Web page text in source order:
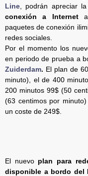
Line , podrán apreciar
conexión a Interneta
paquetes de conexión
redes sociales.
Por el momento los
en periodo de prueba a
Zuiderdam. El plan de
minuto), el de 400
200 minutos 99$ (50
(63 centimos por
un coste de 249$.
El nuevoplan para
disponible a bordo del